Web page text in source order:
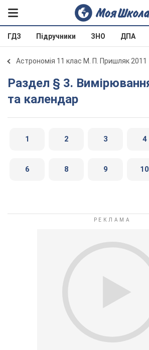
ГДЗ Підручники ЗНО ДПА
Астрономія 11 клас М. П. Пришляк 2011
Раздел § 3. Вимірювання часу
та календар
1 2 3 4
6 8 9 10